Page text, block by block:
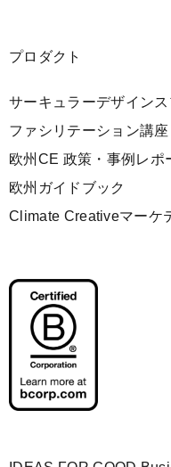
プロダクト
サーキュラーデザインス
ファシリテーション講座
欧州CE 政策・事例レポ
欧州ガイドブック
Climate Creativeマーケ